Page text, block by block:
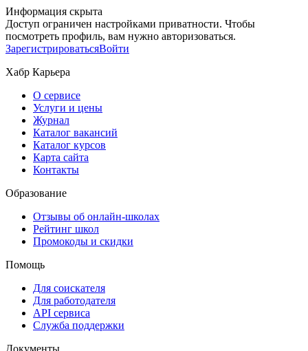
Информация скрыта
Доступ ограничен настройками приватности. Чтобы
посмотреть профиль, вам нужно авторизоваться.
ЗарегистрироватьсяВойти
Хабр Карьера
О сервисе
Услуги и цены
Журнал
Каталог вакансий
Каталог курсов
Карта сайта
Контакты
Образование
Отзывы об онлайн-школах
Рейтинг школ
Промокоды и скидки
Помощь
Для соискателя
Для работодателя
API сервиса
Служба поддержки
Документы